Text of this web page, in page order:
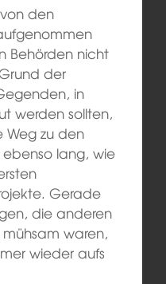
den
Behörden nicht
der
in
werden sollten,
Weg zu den
lang, wie
Gerade
die anderen
mühsam waren,
wieder aufs